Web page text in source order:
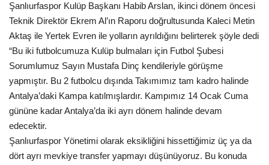
Ekonomi
Siyaset
Galeriler
Yaşam
Künye
Şanlıurfaspor Kulüp Başkanı Habib Arslan, ikinci dönem öncesi
Teknik Direktör Ekrem Al’ın Raporu doğrultusunda Kaleci Metin
Aktaş ile Yertek Evren ile yolların ayrıldığını belirterek şöyle dedi
“Bu iki futbolcumuza Kulüp bulmaları için Futbol Şubesi
Sorumlumuz Sayın Mustafa Dinç kendileriyle görüşme
yapmıştır. Bu 2 futbolcu dışında Takımımız tam kadro halinde
Antalya’daki Kampa katılmışlardır. Kampımız 14 Ocak Cuma
gününe kadar Antalya’da iki ayrı dönem halinde devam
edecektir.
Şanlıurfaspor Yönetimi olarak eksikliğini hissettiğimiz üç ya da
dört ayrı mevkiye transfer yapmayı düşünüyoruz. Bu konuda